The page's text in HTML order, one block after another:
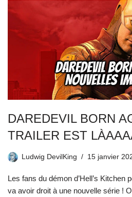
DAREDEVIL BORN
TRAILER EST
Ludwig DevilKing 15 janvier
Les fans du démon d’Hell’s Kitchen
va avoir droit à une nouvelle série !